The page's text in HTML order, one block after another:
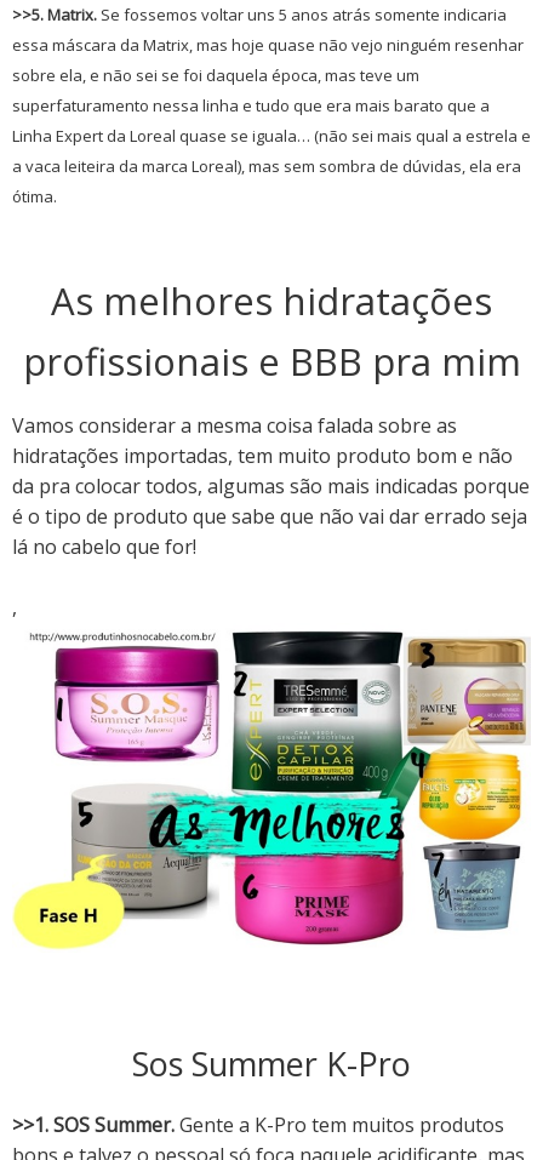
>>5. Matrix. Se fossemos voltar uns 5 anos atrás somente indicaria
essa máscara da Matrix, mas hoje quase não vejo ninguém resenhar
sobre ela, e não sei se foi daquela época, mas teve um
superfaturamento nessa linha e tudo que era mais barato que a
Linha Expert da Loreal quase se iguala… (não sei mais qual a estrela e
a vaca leiteira da marca Loreal), mas sem sombra de dúvidas, ela era
ótima.
As melhores hidratações
profissionais e BBB pra mim
Vamos considerar a mesma coisa falada sobre as
hidratações importadas, tem muito produto bom e não
da pra colocar todos, algumas são mais indicadas porque
é o tipo de produto que sabe que não vai dar errado seja
lá no cabelo que for!
,
Sos Summer K-Pro
>>1. SOS Summer.Gente a K-Pro tem muitos produtos